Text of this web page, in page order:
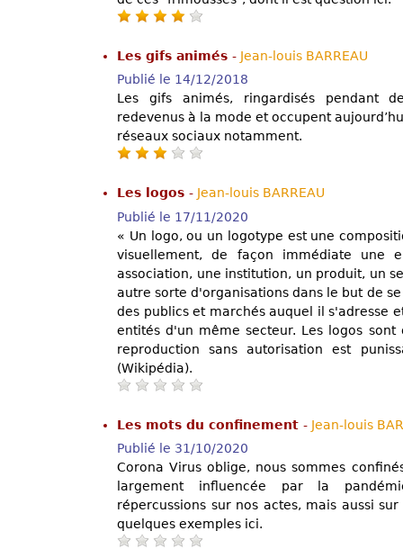
Les gifs animés - Jean-louis BARREAU
Publié le 14/12/2018
Les gifs animés, ringardisés pendant
redevenus à la mode et occupent
réseaux sociaux notamment.
Les logos - Jean-louis BARREAU
Publié le 17/11/2020
« Un logo, ou un logotype est une
visuellement, de façon immédiate une
association, une institution, un produit, un
autre sorte d'organisations dans le but de
des publics et marchés auquel il s'adresse
entités d'un même secteur. Les logos sont
reproduction sans autorisation est
(Wikipédia).
Les mots du confinement - Jean-louis
Publié le 31/10/2020
Corona Virus oblige, nous sommes
largement influencée par la
répercussions sur nos actes, mais aussi
quelques exemples ici.